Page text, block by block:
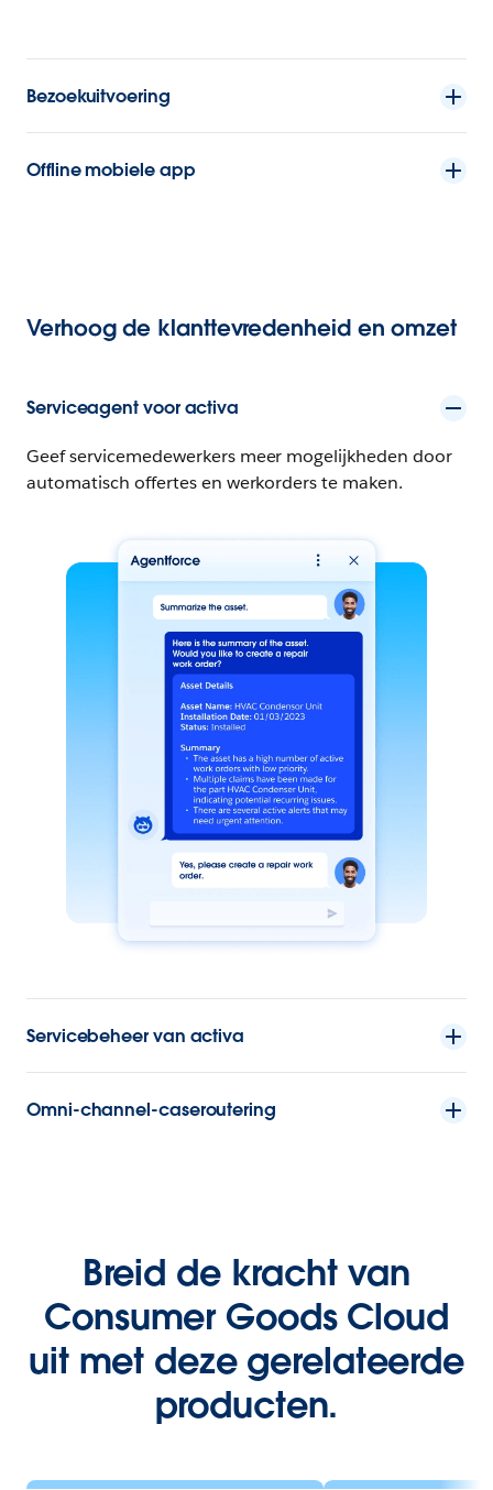
Bezoekuitvoering
Offline mobiele app
Verhoog de klanttevredenheid en omzet
Serviceagent voor activa
Geef servicemedewerkers meer mogelijkheden door
automatisch offertes en werkorders te maken.
Servicebeheer van activa
Omni-channel-caseroutering
Breid de kracht van
Consumer Goods Cloud
uit met deze gerelateerde
producten.